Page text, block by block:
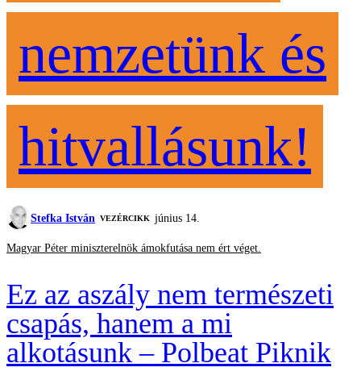
nemzetünk és
hitvallásunk!
Stefka István VEZÉRCIKK június 14.
Magyar Péter miniszterelnök ámokfutása nem ért véget.
Ez az aszály nem természeti
csapás, hanem a mi
alkotásunk – Polbeat Piknik